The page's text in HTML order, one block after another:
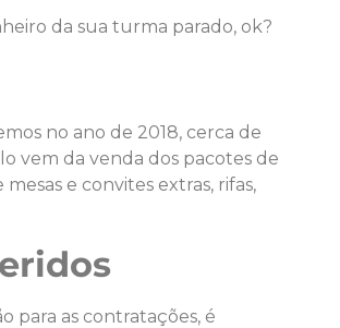
da sua turma parado, ok?
no ano de 2018, cerca de
vem da venda dos pacotes de
e convites extras, rifas,
para as contratações, é